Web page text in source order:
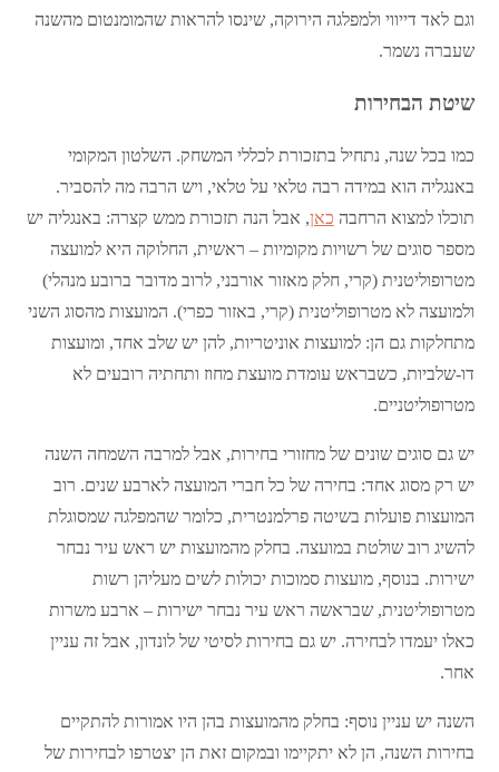
וגם לאד דייווי ולמפלגה הירוקה, שינסו להראות שהמומנטום מהשנה
שעברה נשמר.
שיטת הבחירות
כמו בכל שנה, נתחיל בתזכורת לכללי המשחק. השלטון המקומי
באנגליה הוא במידה רבה טלאי על טלאי, ויש הרבה מה להסביר.
תוכלו למצוא הרחבה כאן, אבל הנה תזכורת ממש קצרה: באנגליה יש
מספר סוגים של רשויות מקומיות – ראשית, החלוקה היא למועצה
מטרופוליטנית (קרי, חלק מאזור אורבני, לרוב מדובר ברובע מנהלי)
ולמועצה לא מטרופוליטנית (קרי, באזור כפרי). המועצות מהסוג השני
מתחלקות גם הן: למועצות אוניטריות, להן יש שלב אחד, ומועצות
דו-שלביות, כשבראש עומדת מועצת מחוז ותחתיה רובעים לא
מטרופוליטניים.
יש גם סוגים שונים של מחזורי בחירות, אבל למרבה השמחה השנה
יש רק מסוג אחד: בחירה של כל חברי המועצה לארבע שנים. רוב
המועצות פועלות בשיטה פרלמנטרית, כלומר שהמפלגה שמסוגלת
להשיג רוב שולטת במועצה. בחלק מהמועצות יש ראש עיר נבחר
ישירות. בנוסף, מועצות סמוכות יכולות לשים מעליהן רשות
מטרופוליטנית, שבראשה ראש עיר נבחר ישירות – ארבע משרות
כאלו יעמדו לבחירה. יש גם בחירות לסיטי של לונדון, אבל זה עניין
אחר.
השנה יש עניין נוסף: בחלק מהמועצות בהן היו אמורות להתקיים
בחירות השנה, הן לא יתקיימו ובמקום זאת הן יצטרפו לבחירות של